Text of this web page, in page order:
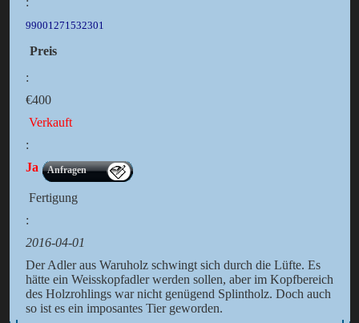
99001271532301
Preis
:
€400
Verkauft
:
Ja
Anfragen
Fertigung
:
2016-04-01
Der Adler aus Waruholz schwingt sich durch die Lüfte. Es
hätte ein Weisskopfadler werden sollen, aber im Kopfbereich
des Holzrohlings war nicht genügend Splintholz. Doch auch
so ist es ein imposantes Tier geworden.